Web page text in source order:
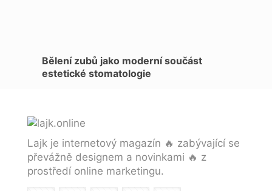
Bělení zubů jako moderní součást
estetické stomatologie
Lajk je internetový magazín 🔥 zabývající se
převážně designem a novinkami 🔥 z
prostředí online marketingu.